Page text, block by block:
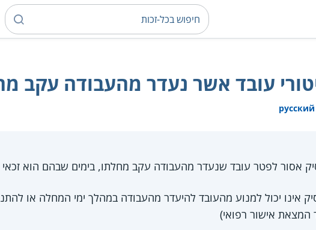
עובד אשר נעדר מהעבודה עקב
русский
אסור לפטר עובד שנעדר מהעבודה עקב מחלתו, בימים שבהם הוא
אינו יכול למנוע מהעובד להיעדר מהעבודה במהלך ימי המחלה או
המצאת אישור רפואי)